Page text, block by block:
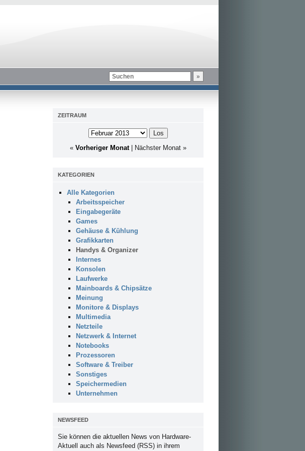
ZEITRAUM
« Vorheriger Monat Nächster Monat »
KATEGORIEN
Alle Kategorien
Arbeitsspeicher
Eingabegeräte
Games
Gehäuse & Kühlung
Grafikkarten
Handys & Organizer
Internes
Konsolen
Laufwerke
Mainboards & Chipsätze
Meinung
Monitore & Displays
Multimedia
Netzteile
Netzwerk & Internet
Notebooks
Prozessoren
Software & Treiber
Sonstiges
Speichermedien
Unternehmen
NEWSFEED
Sie können die aktuellen News von Hardware-
Aktuell auch als Newsfeed (RSS) in ihrem